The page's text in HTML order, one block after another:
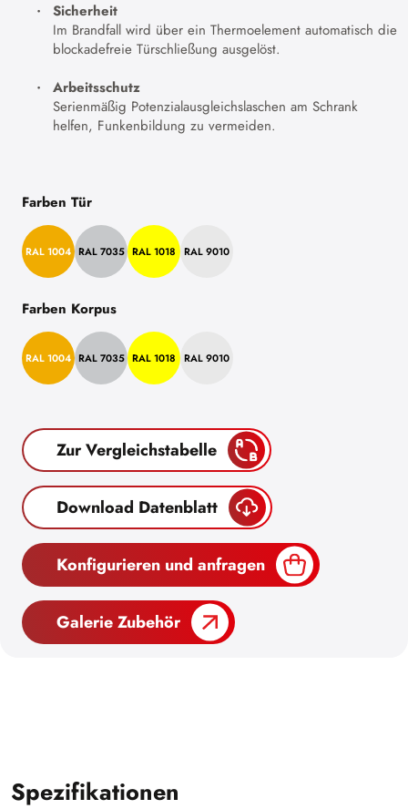
Sicherheit
Im Brandfall wird über ein Thermoelement automatisch die
blockadefreie Türschließung ausgelöst.
Arbeitsschutz
Serienmäßig Potenzialausgleichslaschen am Schrank
helfen, Funkenbildung zu vermeiden.
Farben Tür
RAL 1004 RAL 7035 RAL 1018 RAL 9010
Farben Korpus
RAL 1004 RAL 7035 RAL 1018 RAL 9010
Zur Vergleichstabelle
Download Datenblatt
Konfigurieren und anfragen
Galerie Zubehör
Spezifikationen